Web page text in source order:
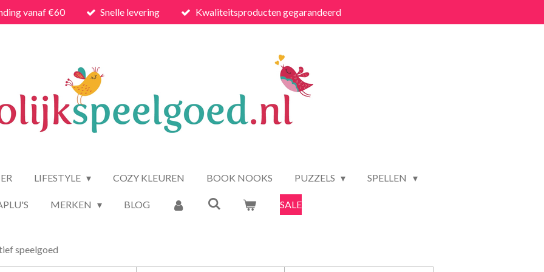
vanaf €60 Snelle levering Kwaliteitsproducten gegarandeerd
LIFESTYLE COZY KLEUREN BOOK NOOKS PUZZELS SPELLEN
MERKEN BLOG SALE
speelgoed